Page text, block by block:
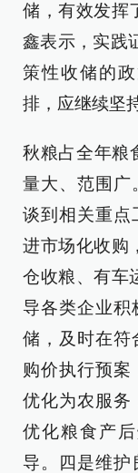
储，有效发挥
鑫表示，实践
策性收储的
排，应继续坚
秋粮占全年粮
量大、范围广
谈到相关重点
进市场化收购
仓收粮、有车
导各类企业积
储，及时在符
购价执行预案
优化为农服务
优化粮食产
导。四是维护